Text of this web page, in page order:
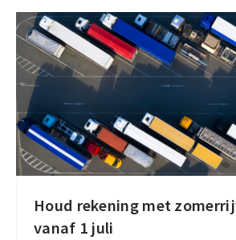
juli
2026
bij
internationaal
vervoer
Houd rekening met
vanaf 1 juli
Houd
rekening